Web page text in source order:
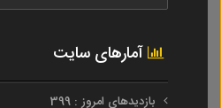
آمارهای سایت
بازدیدهای امروز : 399